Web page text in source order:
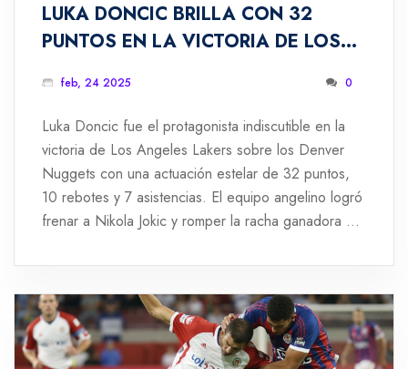
LUKA DONCIC BRILLA CON 32
PUNTOS EN LA VICTORIA DE LOS
feb, 24 2025 0
Luka Doncic fue el protagonista indiscutible en la
victoria de Los Angeles Lakers sobre los Denver
Nuggets con una actuación estelar de 32 puntos,
10 rebotes y 7 asistencias. El equipo angelino logró
frenar a Nikola Jokic y romper la racha ganadora de
tras una serie de derrotas.